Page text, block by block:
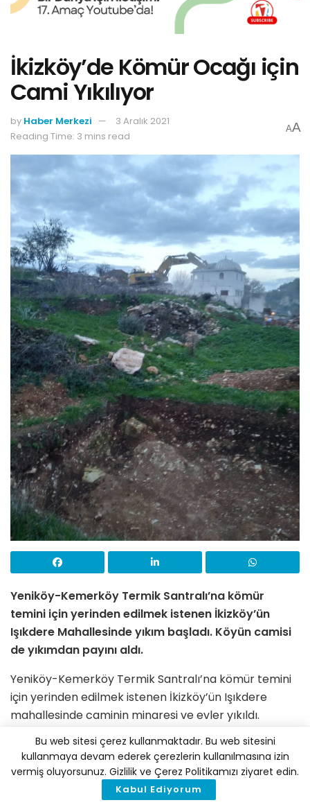
İkizköy’de Kömür Ocağı için
Cami Yıkılıyor
by Haber Merkezi
3 Aralık 2021
Reading Time: 3 mins read
AA
Yeniköy-Kemerköy Termik Santralı’na kömür
temini için yerinden edilmek istenen İkizköy’ün
Işıkdere Mahallesinde yıkım başladı. Köyün camisi
de yıkımdan payını aldı.
Yeniköy-Kemerköy Termik Santralı’na kömür temini
için yerinden edilmek istenen İkizköy’ün Işıkdere
mahallesinde caminin minaresi ve evler yıkıldı.
Evrensel’den Özer Akdemir’in haberine göre, kömür
ocağı yapılmak istenen 200 yıllık köyün evleri birer
ikişer yıkılırken, arkeolojik sit koruması ya da
ibadethane olması bu yıkımı engelleyemiyor.
Bu web sitesi çerez kullanmaktadır. Bu web sitesini
kullanmaya devam ederek çerezlerin kullanılmasına izin
vermiş oluyorsunuz. Gizlilik ve Çerez Politikamızı ziyaret edin.
Kabul Ediyorum